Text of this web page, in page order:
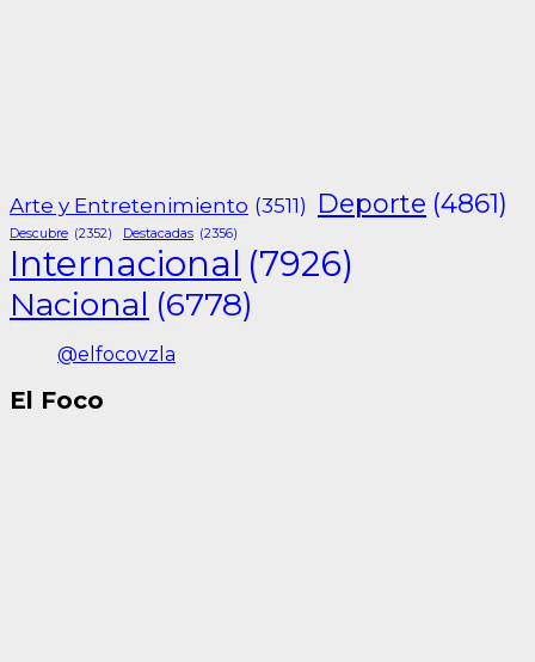
Arte y Entretenimiento (3511) Deporte (4861)
Descubre (2352) Destacadas (2356)
Internacional (7926)
Nacional (6778)
@elfocovzla
El Foco